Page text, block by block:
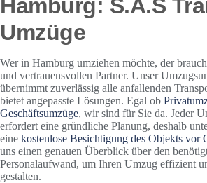
Hamburg: S.A.S
Umzüge
Wer in Hamburg umziehen möchte, der
und vertrauensvollen Partner. Unser
übernimmt zuverlässig alle anfallenden
bietet angepasste Lösungen. Egal ob
Geschäftsumzüge, wir sind für Sie da. Jeder
erfordert eine gründliche Planung, deshalb
eine kostenlose Besichtigung des Objekts vor
uns einen genauen Überblick über den
Personalaufwand, um Ihren Umzug effizient
gestalten.